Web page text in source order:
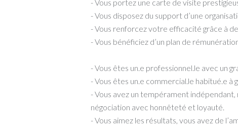
- Vous portez une carte de visite
- Vous disposez du support d’une
- Vous renforcez votre efficacité grâce à
- Vous bénéficiez d’un plan de
- Vous êtes un.e professionnel.le avec un
- Vous êtes un.e commercial.le habitué.e
- Vous avez un tempérament
négociation avec honnêteté et loyauté.
- Vous aimez les résultats, vous avez de